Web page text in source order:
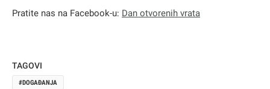
Pratite nas na Facebook-u: Dan otvorenih vrata
TAGOVI
DOGAĐANJA